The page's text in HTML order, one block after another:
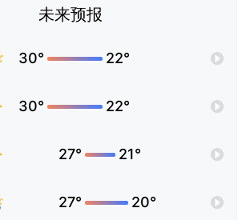
未来预报
30° 22°
30° 22°
27° 21°
27° 20°